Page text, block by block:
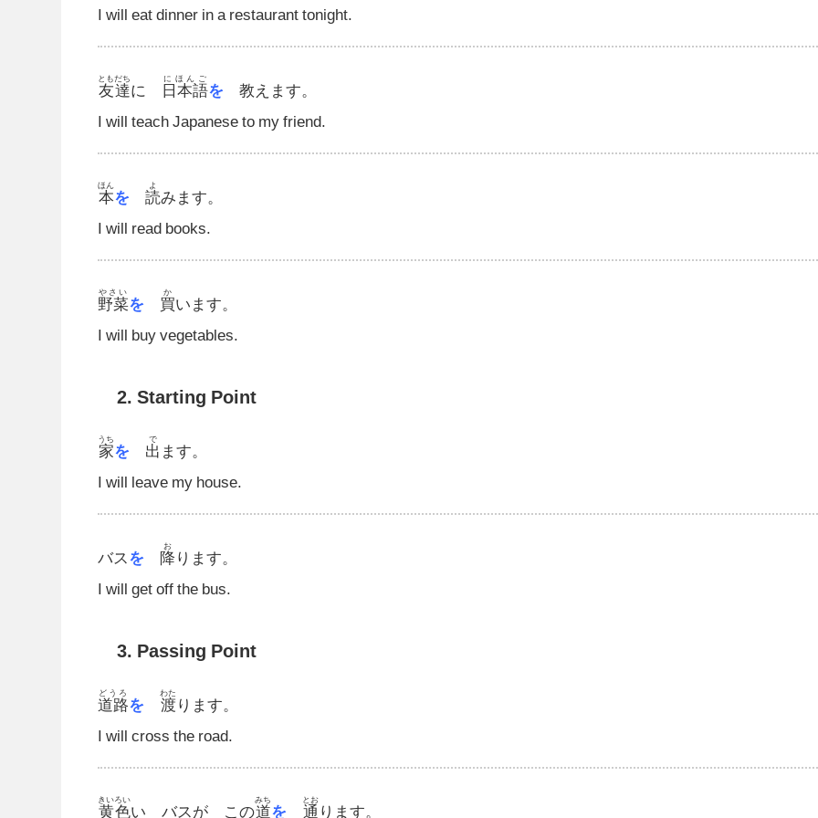
I will eat dinner in a restaurant tonight.
友達
ともだち
に 日本語
にほんご
を 教えます。
I will teach Japanese to my friend.
本
ほん
を 読
よ
みます。
I will read books.
野菜
やさい
を 買
か
います。
I will buy vegetables.
2. Starting Point
家
うち
を 出
で
ます。
I will leave my house.
バス を 降
お
ります。
I will get off the bus.
3. Passing Point
道路
どうろ
を 渡
わた
ります。
I will cross the road.
黄色
きいろい
い バスが この道
みち
を 通
とお
ります。